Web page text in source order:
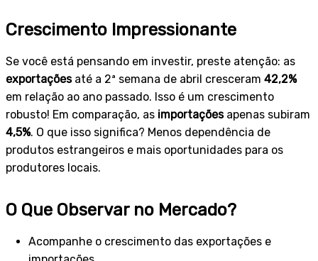
Crescimento Impressionante
Se você está pensando em investir, preste atenção: as
exportaçõesaté a 2ª semana de abril cresceram 42,2%
em relação ao ano passado. Isso é um crescimento
robusto! Em comparação, as importaçõesapenas subiram
4,5%. O que isso significa? Menos dependência de
produtos estrangeiros e mais oportunidades para os
produtores locais.
O Que Observar no Mercado?
Acompanhe o crescimento das exportações e